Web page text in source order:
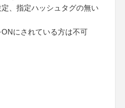
、指定ハッシュタグの無い
にされている方は不可